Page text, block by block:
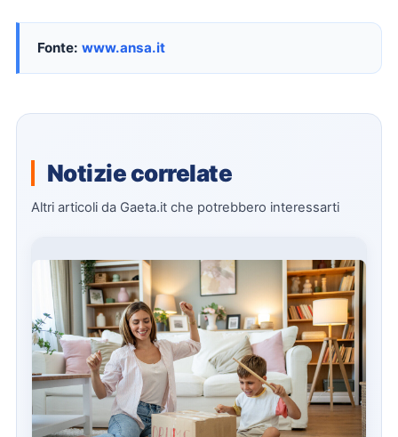
Fonte: www.ansa.it
Notizie correlate
Altri articoli da Gaeta.it che potrebbero interessarti